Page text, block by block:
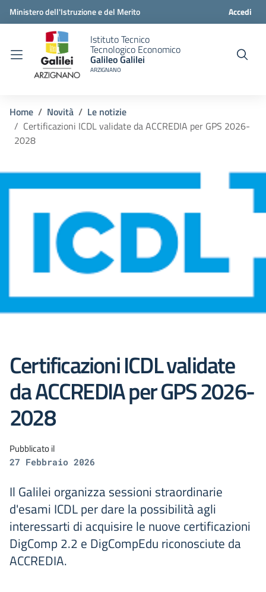
Ministero dell'Istruzione e del Merito Accedi
Istituto Tecnico
Tecnologico Economico
Galileo Galilei
ARZIGNANO
Home Novità
Le notizie
Certificazioni ICDL validate da ACCREDIA per GPS 2026-
2028
Certificazioni ICDL validate
da ACCREDIA per GPS 2026-
2028
Pubblicato il
27 Febbraio 2026
Il Galilei organizza sessioni straordinarie
d'esami ICDL per dare la possibilità agli
interessarti di acquisire le nuove certificazioni
DigComp 2.2 e DigCompEdu riconosciute da
ACCREDIA.